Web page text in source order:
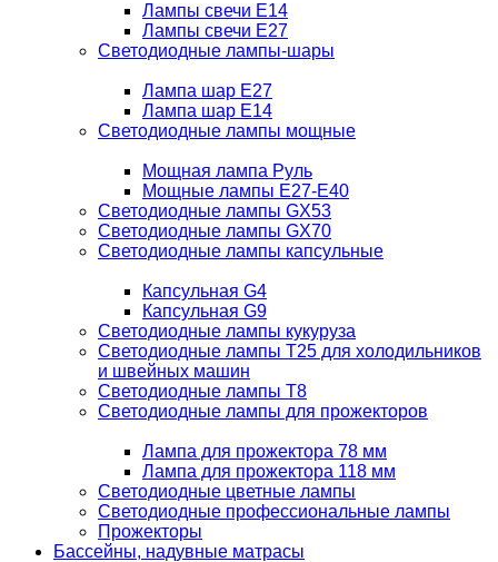
Лампы свечи Е14
Лампы свечи Е27
Светодиодные лампы-шары
Лампа шар E27
Лампа шар Е14
Светодиодные лампы мощные
Мощная лампа Руль
Мощные лампы E27-E40
Светодиодные лампы GX53
Светодиодные лампы GX70
Светодиодные лампы капсульные
Капсульная G4
Капсульная G9
Светодиодные лампы кукуруза
Светодиодные лампы T25 для холодильников
и швейных машин
Светодиодные лампы T8
Светодиодные лампы для прожекторов
Лампа для прожектора 78 мм
Лампа для прожектора 118 мм
Светодиодные цветные лампы
Светодиодные профессиональные лампы
Прожекторы
Бассейны, надувные матрасы